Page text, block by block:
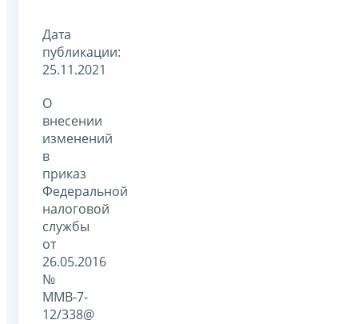
Дата
публикации:
25.11.2021
О
внесении
изменений
в
приказ
Федеральной
налоговой
службы
от
26.05.2016
№
ММВ-7-
12/338@